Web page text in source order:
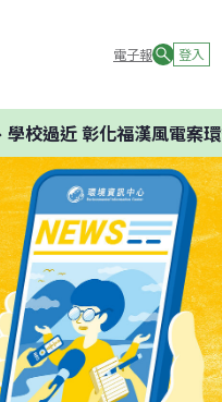
電子報 登入
校過近 彰化福漢風電案環